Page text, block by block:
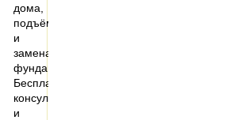
дома,
подъём
и
замена
фундамента.
Бесплатная
консультация
и